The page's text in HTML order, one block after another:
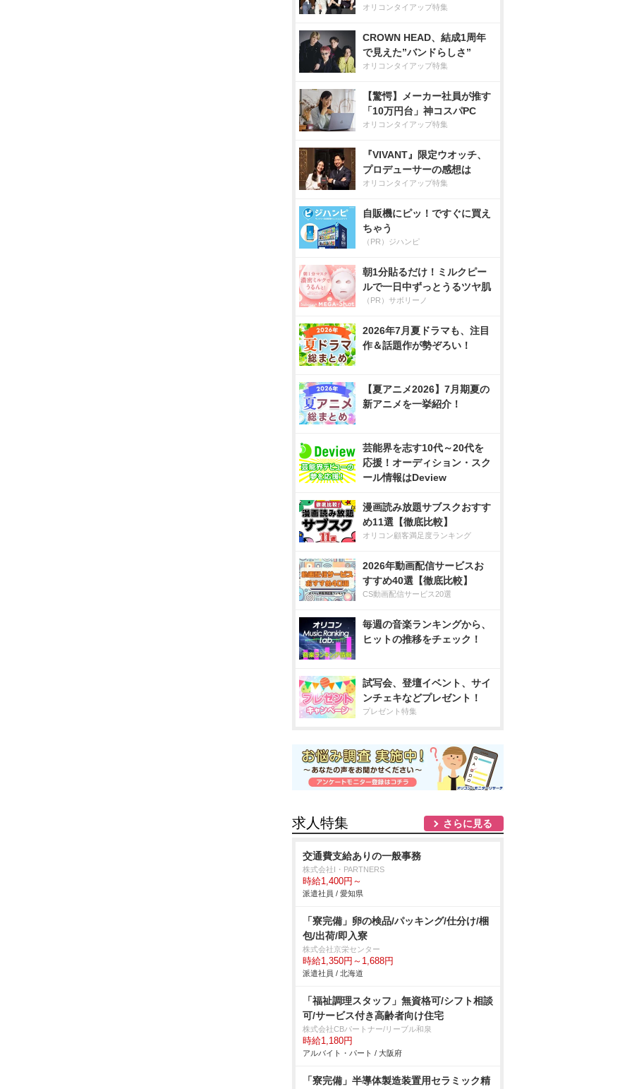
オリコンタイアップ特集
CROWN HEAD、結成1周年
で見えた”バンドらしさ”
オリコンタイアップ特集
【驚愕】メーカー社員が推す
「10万円台」神コスパPC
オリコンタイアップ特集
『VIVANT』限定ウオッチ、
プロデューサーの感想は
オリコンタイアップ特集
自販機にピッ！ですぐに買え
ちゃう
（PR）ジハンピ
朝1分貼るだけ！ミルクピー
ルで一日中ずっとうるツヤ肌
（PR）サボリーノ
2026年7月夏ドラマも、注目
作＆話題作が勢ぞろい！
【夏アニメ2026】7月期夏の
新アニメを一挙紹介！
芸能界を志す10代～20代を
応援！オーディション・スク
ール情報はDeview
漫画読み放題サブスクおすす
め11選【徹底比較】
オリコン顧客満足度ランキング
2026年動画配信サービスお
すすめ40選【徹底比較】
CS動画配信サービス20選
毎週の音楽ランキングから、
ヒットの推移をチェック！
試写会、登壇イベント、サイ
ンチェキなどプレゼント！
プレゼント特集
求人特集 さらに見る
交通費支給ありの一般事務
株式会社I・PARTNERS
時給1,400円～
派遣社員 / 愛知県
「寮完備」卵の検品/パッキング/仕分け/梱
包/出荷/即入寮
株式会社京栄センター
時給1,350円～1,688円
派遣社員 / 北海道
「福祉調理スタッフ」無資格可/シフト相談
可/サービス付き高齢者向け住宅
株式会社CBパートナー/リーブル和泉
時給1,180円
アルバイト・パート / 大阪府
「寮完備」半導体製造装置用セラミック精